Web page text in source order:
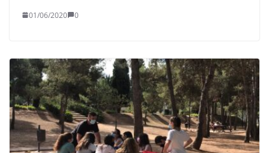
01/06/2020 0